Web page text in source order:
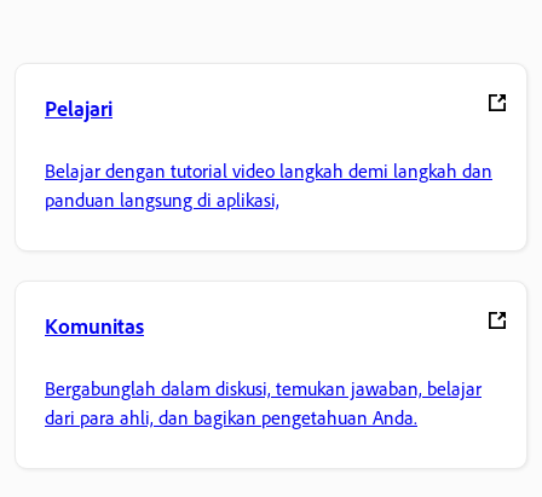
Pelajari
Belajar dengan tutorial video langkah demi langkah dan
panduan langsung di aplikasi,
Komunitas
Bergabunglah dalam diskusi, temukan jawaban, belajar
dari para ahli, dan bagikan pengetahuan Anda.